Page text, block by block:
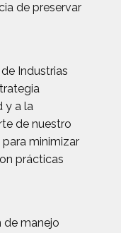
de preservar
Industrias
y a la
de nuestro
minimizar
prácticas
de manejo